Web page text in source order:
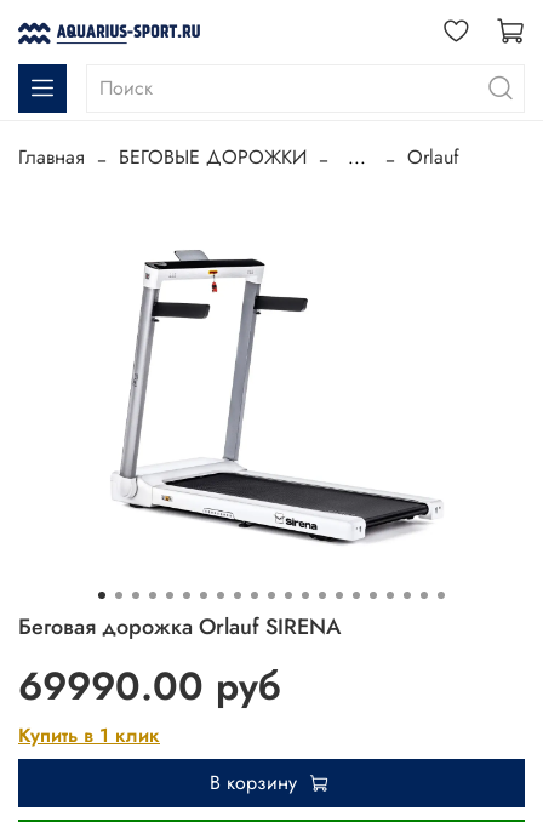
Главная БЕГОВЫЕ ДОРОЖКИ ... Orlauf
Беговая дорожка Orlauf SIRENA
69990.00 руб
Купить в 1 клик
В корзину